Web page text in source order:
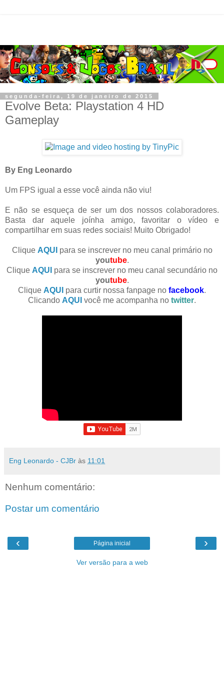
segunda-feira, 19 de janeiro de 2015
Evolve Beta: Playstation 4 HD
Gameplay
By Eng Leonardo
Um FPS igual a esse você ainda não viu!
E não se esqueça de ser um dos nossos colaboradores.
Basta dar aquele joínha amigo, favoritar o vídeo e
compartilhar em suas redes sociais! Muito Obrigado!
Clique AQUI para se inscrever no meu canal primário no
youtube.
Clique AQUI para se inscrever no meu canal secundário no
youtube.
Clique AQUI para curtir nossa fanpage no facebook.
Clicando AQUI você me acompanha no twitter.
Eng Leonardo - CJBr às 11:01
Nenhum comentário:
Postar um comentário
‹ ›
Página inicial
Ver versão para a web